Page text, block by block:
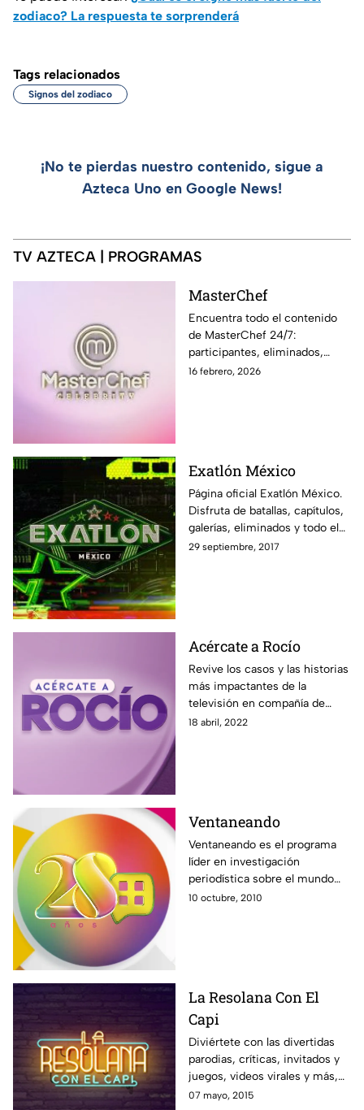
zodiaco? La respuesta te sorprenderá
Tags relacionados
Signos del zodiaco
¡No te pierdas nuestro contenido, sigue a
Azteca Uno en Google News!
TV AZTECA | PROGRAMAS
MasterChef
Encuentra todo el contenido
de MasterChef 24/7:
participantes, eliminados,
momentos exclusivos, últimas
16 febrero, 2026
Exatlón México
Página oficial Exatlón México.
Disfruta de batallas, capítulos,
galerías, eliminados y todo el
contenido exclusivo fuera de la
29 septiembre, 2017
Acércate a Rocío
Revive los casos y las historias
más impactantes de la
televisión en compañía de
Rocío Sánchez Azuara y su
18 abril, 2022
Ventaneando
Ventaneando es el programa
líder en investigación
periodística sobre el mundo
del espectáculo. Noticias,
10 octubre, 2010
La Resolana Con El
Capi
Diviértete con las divertidas
parodias, críticas, invitados y
juegos, videos virales y más,
con el estilo único de El Capi
07 mayo, 2015